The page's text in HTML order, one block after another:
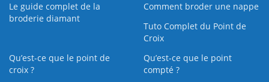
Le guide complet de la
broderie diamant
Comment broder une nappe
Tuto Complet du Point de
Croix
Qu’est-ce que le point de
croix ?
Qu’est-ce que le point
compté ?